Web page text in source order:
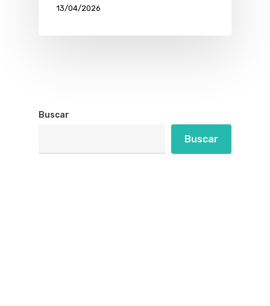
13/04/2026
Buscar
Buscar